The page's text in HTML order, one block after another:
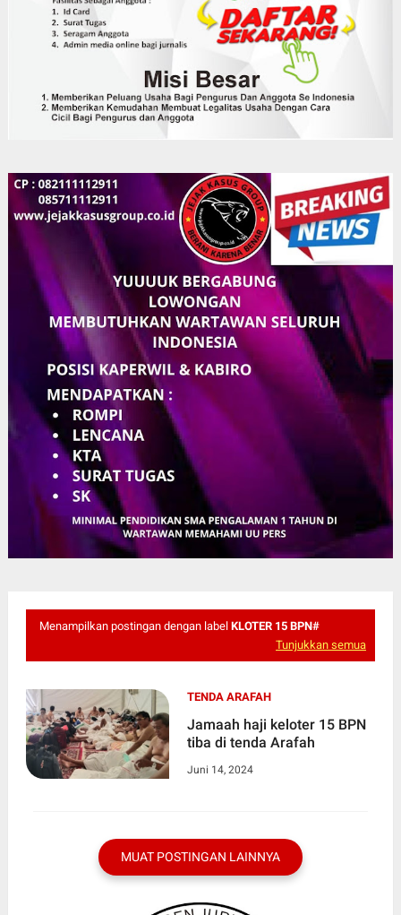
Menampilkan postingan dengan label KLOTER 15 BPN#
Tunjukkan semua
TENDA ARAFAH
Jamaah haji keloter 15 BPN
tiba di tenda Arafah
Juni 14, 2024
MUAT POSTINGAN LAINNYA